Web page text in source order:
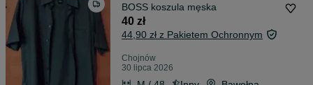
BOSS koszula męska
40 zł
44,90 zł z Pakietem Ochronnym
Chojnów
30 lipca 2026